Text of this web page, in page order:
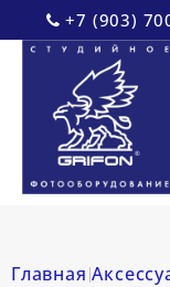
+7 (903)
Главная